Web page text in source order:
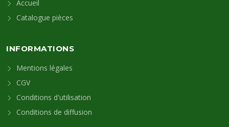
Accueil
Catalogue pièces
INFORMATIONS
Mentions légales
CGV
Conditions d'utilisation
Conditions de diffusion